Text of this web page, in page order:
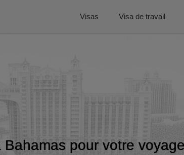
Visas Visa de travail
pour votre